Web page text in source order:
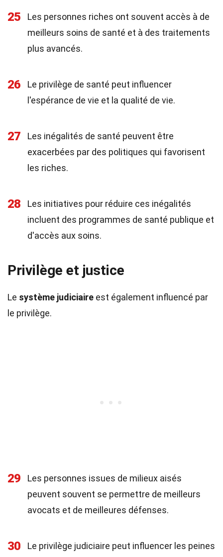
25
Les personnes riches ont souvent accès à de
meilleurs soins de santé et à des traitements
plus avancés.
26
Le privilège de santé peut influencer
l'espérance de vie et la qualité de vie.
27
Les inégalités de santé peuvent être
exacerbées par des politiques qui favorisent
les riches.
28
Les initiatives pour réduire ces inégalités
incluent des programmes de santé publique et
d'accès aux soins.
Privilège et justice
Le système judiciaire est également influencé par
le privilège.
29
Les personnes issues de milieux aisés
peuvent souvent se permettre de meilleurs
avocats et de meilleures défenses.
30
Le privilège judiciaire peut influencer les peines